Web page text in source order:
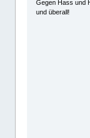
Gegen Hass und
und überall!